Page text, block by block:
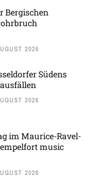
Bergischen
2026
Südens
2026
im Maurice-Ravel-
music
2026